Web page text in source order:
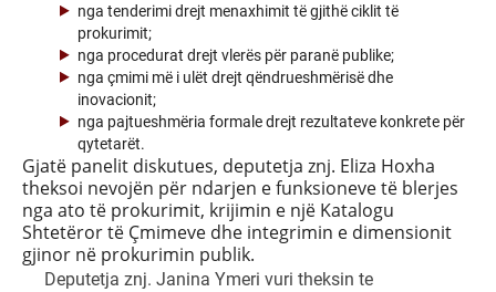
nga tenderimi drejt menaxhimit të gjithë ciklit të
prokurimit;
nga procedurat drejt vlerës për paranë publike;
nga çmimi më i ulët drejt qëndrueshmërisë dhe
inovacionit;
nga pajtueshmëria formale drejt rezultateve konkrete për
qytetarët.
Gjatë panelit diskutues, deputetja znj. Eliza Hoxha
theksoi nevojën për ndarjen e funksioneve të blerjes
nga ato të prokurimit, krijimin e një Katalogu
Shtetëror të Çmimeve dhe integrimin e dimensionit
gjinor në prokurimin publik.
Deputetja znj. Janina Ymeri vuri theksin te